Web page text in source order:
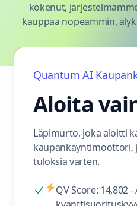
kokenut,
kauppaa nopeammin,
Quantum AI
Aloita
Läpimurto, joka aloitti
kaupankäyntimoottori,
tuloksia varten.
QV Score: 14,802